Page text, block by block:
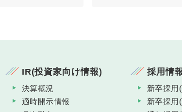
IR(投資家向け情報)
決算概況
適時開示情報
採用情
新卒採用
新卒採用